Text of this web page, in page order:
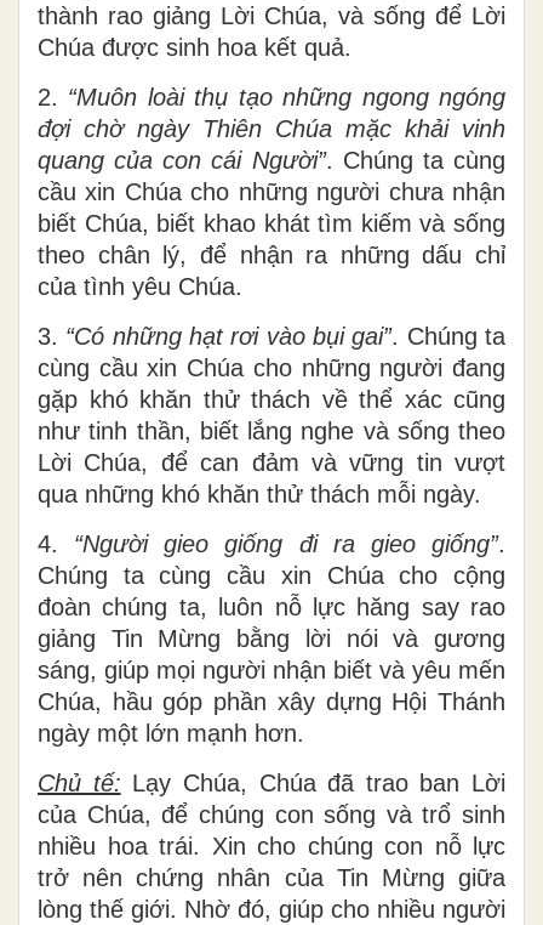
thành rao giảng Lời Chúa, và sống để Lời
Chúa được sinh hoa kết quả.
2. “Muôn loài thụ tạo những ngong ngóng
đợi chờ ngày Thiên Chúa mặc khải vinh
quang của con cái Người”. Chúng ta cùng
cầu xin Chúa cho những người chưa nhận
biết Chúa, biết khao khát tìm kiếm và sống
theo chân lý, để nhận ra những dấu chỉ
của tình yêu Chúa.
3. “Có những hạt rơi vào bụi gai”. Chúng ta
cùng cầu xin Chúa cho những người đang
gặp khó khăn thử thách về thể xác cũng
như tinh thần, biết lắng nghe và sống theo
Lời Chúa, để can đảm và vững tin vượt
qua những khó khăn thử thách mỗi ngày.
4. “Người gieo giống đi ra gieo giống”.
Chúng ta cùng cầu xin Chúa cho cộng
đoàn chúng ta, luôn nỗ lực hăng say rao
giảng Tin Mừng bằng lời nói và gương
sáng, giúp mọi người nhận biết và yêu mến
Chúa, hầu góp phần xây dựng Hội Thánh
ngày một lớn mạnh hơn.
Chủ tế: Lạy Chúa, Chúa đã trao ban Lời
của Chúa, để chúng con sống và trổ sinh
nhiều hoa trái. Xin cho chúng con nỗ lực
trở nên chứng nhân của Tin Mừng giữa
lòng thế giới. Nhờ đó, giúp cho nhiều người